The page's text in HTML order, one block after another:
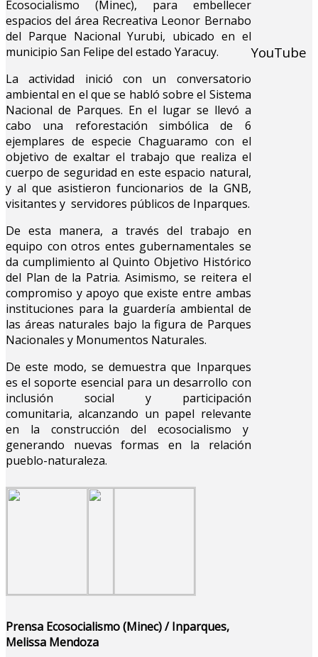
Ecosocialismo (Minec), para embellecer
espacios del área Recreativa Leonor Bernabo
del Parque Nacional Yurubi, ubicado en el
municipio San Felipe del estado Yaracuy.
La actividad inició con un conversatorio
ambiental en el que se habló sobre el Sistema
Nacional de Parques. En el lugar se llevó a
cabo una reforestación simbólica de 6
ejemplares de especie Chaguaramo con el
objetivo de exaltar el trabajo que realiza el
cuerpo de seguridad en este espacio natural,
y al que asistieron funcionarios de la GNB,
visitantes y servidores públicos de Inparques.
De esta manera, a través del trabajo en
equipo con otros entes gubernamentales se
da cumplimiento al Quinto Objetivo Histórico
del Plan de la Patria. Asimismo, se reitera el
compromiso y apoyo que existe entre ambas
instituciones para la guardería ambiental de
las áreas naturales bajo la figura de Parques
Nacionales y Monumentos Naturales.
De este modo, se demuestra que Inparques
es el soporte esencial para un desarrollo con
inclusión social y participación
comunitaria, alcanzando un papel relevante
en la construcción del ecosocialismo y
generando nuevas formas en la relación
pueblo-naturaleza.
Prensa Ecosocialismo (Minec) / Inparques,
Melissa Mendoza
YouTube